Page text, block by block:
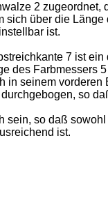
2
über die
ist.
7 ist
des Farbmessers
seinem
so
so daß
ist.